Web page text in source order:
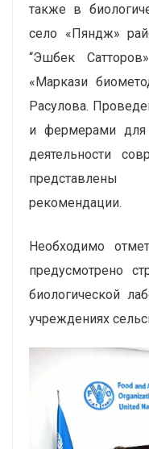
также в
село «Пяндж»
“Эшбек
«Маркази
Расулова.
и фермерами для
деятельности
рекомендации.
Необходимо
предусмотрено
биологической
учреждениях